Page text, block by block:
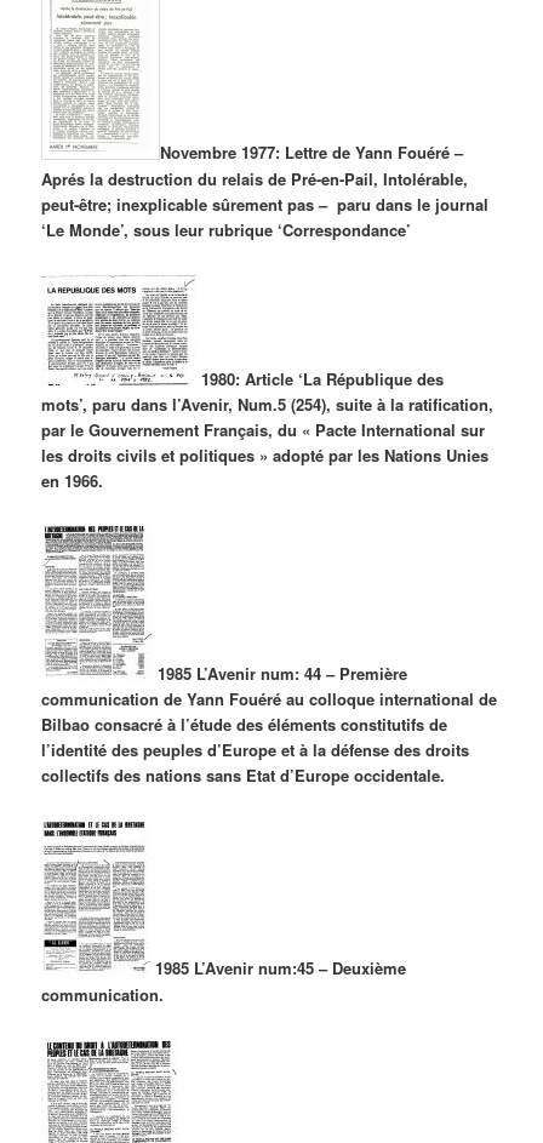
Novembre 1977: Lettre de Yann Fouéré –
Aprés la destruction du relais de Pré-en-Pail, Intolérable,
peut-être; inexplicable sûrement pas – paru dans le journal
‘Le Monde’, sous leur rubrique ‘Correspondance’
1980: Article ‘La République des
mots’, paru dans l’Avenir, Num.5 (254), suite àla ratification,
par le Gouvernement Français, du « Pacte International sur
les droits civils et politiques » adopté par les Nations Unies
en 1966.
1985 L’Avenir num: 44 – Première
communication de Yann Fouéré au colloque international de
Bilbao consacré à l’étude des éléments constitutifs de
l’identité des peuples d’Europe et à la défense des droits
collectifs des nations sans Etat d’Europe occidentale.
1985 L’Avenir num:45 – Deuxième
communication.